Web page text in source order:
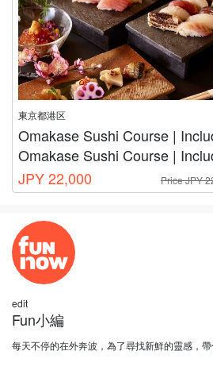
東京都港区
Omakase Sushi Course | Includes Tearoom Matcha | Sake Pairing Upgrades
Price JPY
JPY 22,000
edit
Fun小編
每天不停的在外奔波，為了尋找新鮮的靈感，帶